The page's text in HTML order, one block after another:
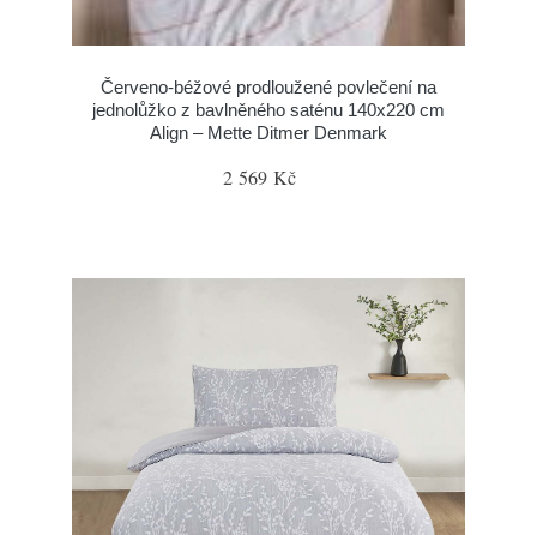
Červeno-béžové prodloužené povlečení na
jednolůžko z bavlněného saténu 140x220 cm
Align – Mette Ditmer Denmark
2 569 Kč